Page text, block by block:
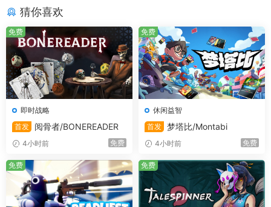
受害者；可以与草地和树木互动，从而吓唬来自相邻区域的
受害者；还有超级厉害的压力开关，能够触发陷阱地板和
门；以及强大的割草机，它可以碾过露营者们，带来一些极
其残忍的“造型改造”……
除此之外，除了传统的“杀手”角色外，游戏中还新增了4种
类型的杀手。术士们可以发射投射物，摧毁各种障碍物，并
将露营者变成血雾；野兽会发出可怕的吼声，使所有露营者
动弹不得；怪物类杀手可以从死去的露营者身上制造出僵尸
帮手来协助杀戮；而幽灵类杀手则能够穿透障碍物，突然袭
击毫无防备的受害者！
猜你喜欢
即时战略
首发
阅骨者/BONEREADER
4小时前 免费
免费
休闲益智
首发 梦塔比/Montabi
4小时前 免费
免费
免费 免费